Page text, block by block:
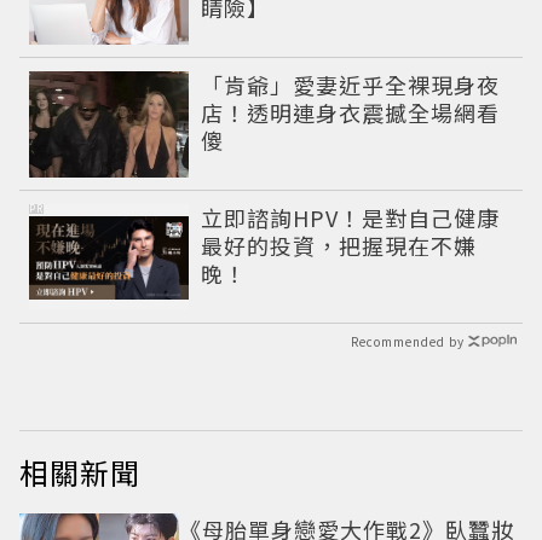
睛險】
「肯爺」愛妻近乎全裸現身夜
店！透明連身衣震撼全場網看
傻
立即諮詢HPV！是對自己健康
最好的投資，把握現在不嫌
晚！
PR
Recommended by
相關新聞
《母胎單身戀愛大作戰2》臥蠶妝